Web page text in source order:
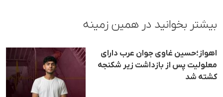
بیشتر بخوانید در همین زمینه
اهواز؛حسین غاوی جوان عرب دارای
معلولیت پس از بازداشت زیر شکنجه
کشته شد